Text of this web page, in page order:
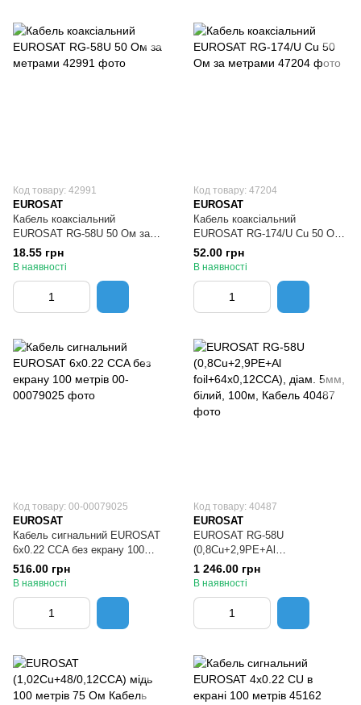
Код товару: 42991
EUROSAT
Кабель коаксіальний
EUROSAT RG-58U 50 Ом за
метрами
18.55 грн
В наявності
Код товару: 47204
EUROSAT
Кабель коаксіальний
EUROSAT RG-174/U Cu 50 Ом
за метрами
52.00 грн
В наявності
Код товару: 00-00079025
EUROSAT
Кабель сигнальний EUROSAT
6х0.22 CCA без екрану 100
метрів
516.00 грн
В наявності
Код товару: 40487
EUROSAT
EUROSAT RG-58U
(0,8Cu+2,9PE+Al
foil+64x0,12CCA), діам. 5мм,
білий, 100м, Кабель
1 246.00 грн
В наявності